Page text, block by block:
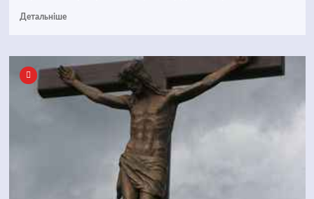
Детальніше